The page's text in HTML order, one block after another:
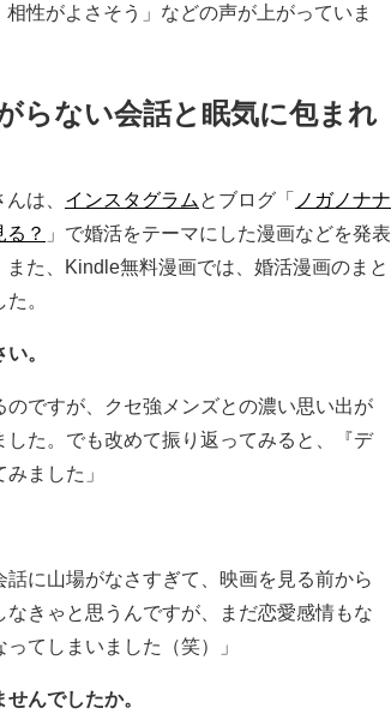
相性がよさそう」などの声が上がっていま
らない会話と眠気に包まれ
は、 インスタグラム とブログ「 ノガノナナ
？ 」で婚活をテーマにした漫画などを発表
また、Kindle無料漫画では、婚活漫画のまと
。
。
ですが、クセ強メンズとの濃い思い出が
た。でも改めて振り返ってみると、『デ
ました」
に山場がなさすぎて、映画を見る前から
きゃと思うんですが、まだ恋愛感情もな
てしまいました（笑）」
んでしたか。